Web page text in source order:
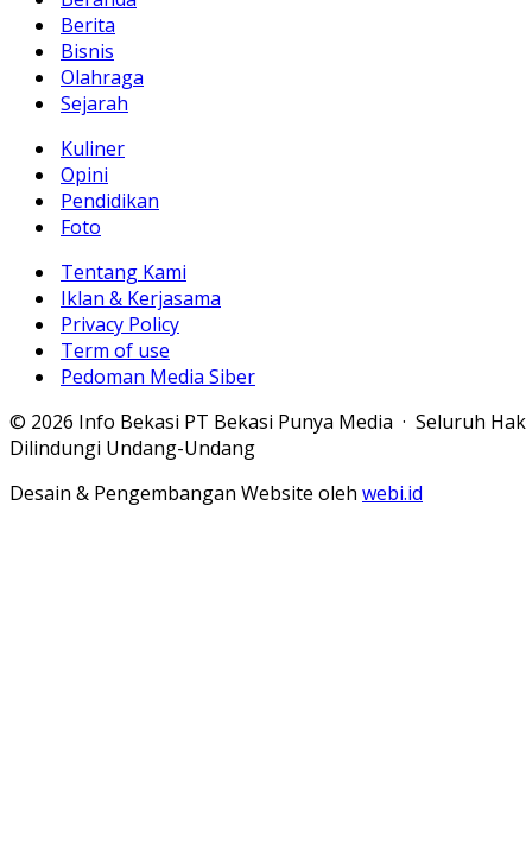
Berita
Bisnis
Olahraga
Sejarah
Kuliner
Opini
Pendidikan
Foto
Tentang Kami
Iklan & Kerjasama
Privacy Policy
Term of use
Pedoman Media Siber
© 2026 Info Bekasi PT Bekasi Punya Media · Seluruh Hak
Dilindungi Undang-Undang
Desain & Pengembangan Website oleh webi.id